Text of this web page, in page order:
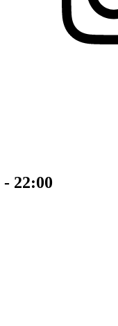
- 22:00